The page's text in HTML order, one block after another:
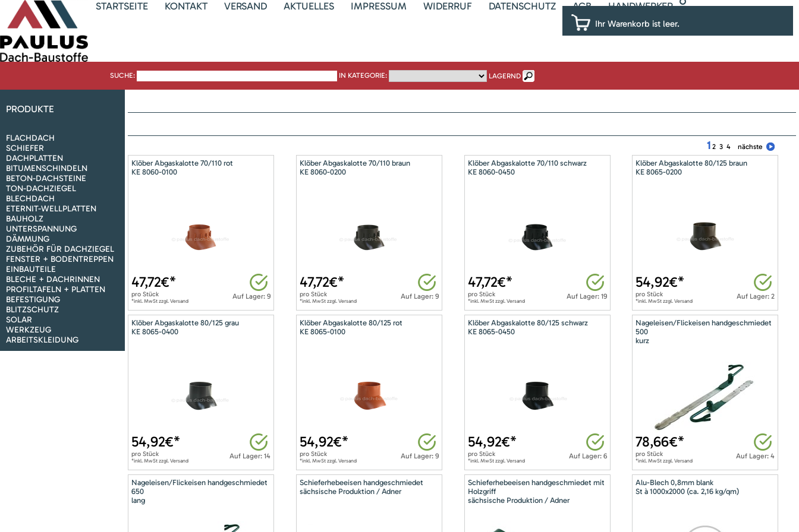
STARTSEITE KONTAKT VERSAND AKTUELLES IMPRESSUM WIDERRUF DATENSCHUTZ AGB HANDWERKER
Ihr Warenkorb ist leer.
SUCHE: IN KATEGORIE: LAGERND
PRODUKTE
FLACHDACH
SCHIEFER
DACHPLATTEN
BITUMENSCHINDELN
BETON-DACHSTEINE
TON-DACHZIEGEL
BLECHDACH
ETERNIT-WELLPLATTEN
BAUHOLZ
UNTERSPANNUNG
DÄMMUNG
ZUBEHÖR FÜR DACHZIEGEL
FENSTER + BODENTREPPEN
EINBAUTEILE
BLECHE + DACHRINNEN
PROFILTAFELN + PLATTEN
BEFESTIGUNG
BLITZSCHUTZ
SOLAR
WERKZEUG
ARBEITSKLEIDUNG
1 2 3 4 nächste
Klöber Abgaskalotte 70/110 rot
KE 8060-0100
Auf Lager: 9
47,72€*
pro Stück
*inkl. MwSt zzgl. Versand
Klöber Abgaskalotte 70/110 braun
KE 8060-0200
Auf Lager: 9
47,72€*
pro Stück
*inkl. MwSt zzgl. Versand
Klöber Abgaskalotte 70/110 schwarz
KE 8060-0450
Auf Lager: 19
47,72€*
pro Stück
*inkl. MwSt zzgl. Versand
Klöber Abgaskalotte 80/125 braun
KE 8065-0200
Auf Lager: 2
54,92€*
proStück
*inkl. MwSt zzgl. Versand
Klöber Abgaskalotte 80/125 grau
KE 8065-0400
Auf Lager: 14
54,92€*
pro Stück
*inkl. MwSt zzgl. Versand
Klöber Abgaskalotte 80/125 rot
KE 8065-0100
Auf Lager: 9
54,92€*
pro Stück
*inkl. MwSt zzgl. Versand
Klöber Abgaskalotte 80/125 schwarz
KE 8065-0450
Auf Lager: 6
54,92€*
pro Stück
*inkl. MwSt zzgl. Versand
Nageleisen/Flickeisen handgeschmiedet
500
kurz
Auf Lager: 4
78,66€*
proStück
*inkl. MwSt zzgl. Versand
Nageleisen/Flickeisen handgeschmiedet
650
lang
Schieferhebeeisen handgeschmiedet
sächsische Produktion / Adner
Schieferhebeeisen handgeschmiedet mit
Holzgriff
sächsische Produktion / Adner
Alu-Blech 0,8mm blank
St à 1000x2000 (ca. 2,16 kg/qm)